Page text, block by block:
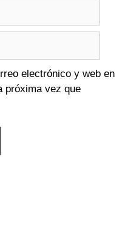
electrónico y web en
próxima vez que